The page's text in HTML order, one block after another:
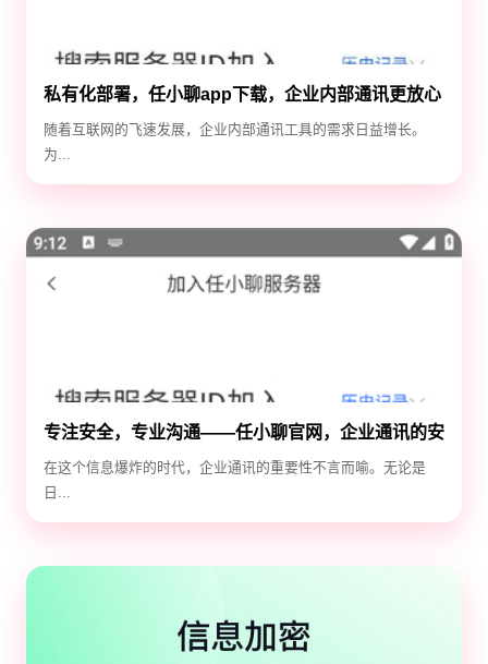
私有化部署，任小聊app下载，企业内部通讯更放心
随着互联网的飞速发展，企业内部通讯工具的需求日益增长。
为...
专注安全，专业沟通——任小聊官网，企业通讯的安
全守护神
在这个信息爆炸的时代，企业通讯的重要性不言而喻。无论是
日...